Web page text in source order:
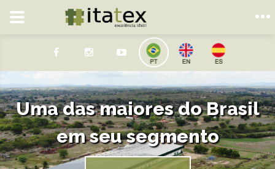
Uma das maiores do Brasil
em seu segmento